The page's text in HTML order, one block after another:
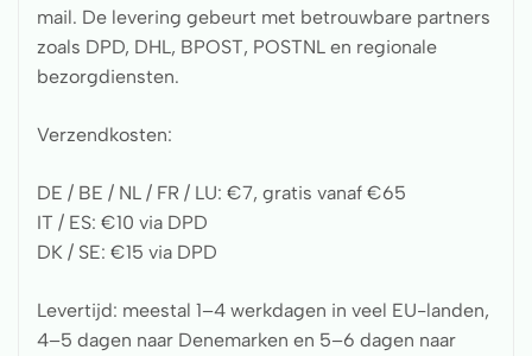
mail. De levering gebeurt met betrouwbare partners
zoals DPD, DHL, BPOST, POSTNL en regionale
bezorgdiensten.
Verzendkosten:
DE / BE / NL / FR / LU: €7, gratis vanaf €65
IT / ES: €10 via DPD
DK / SE: €15 via DPD
Levertijd: meestal 1–4 werkdagen in veel EU-landen,
4–5 dagen naar Denemarken en 5–6 dagen naar